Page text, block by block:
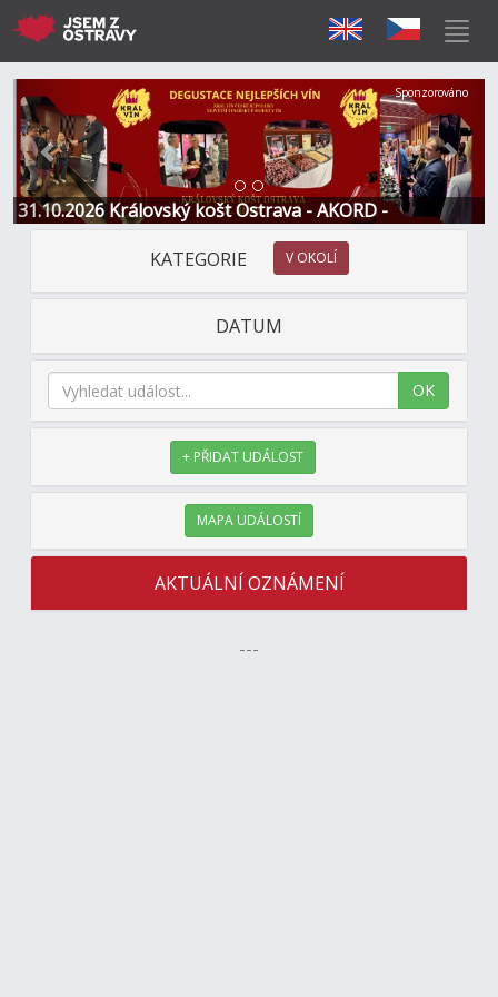
31.10.2026 Královský košt Ostrava - AKORD -
Restaurace a Hotel
Předchozí Další
Sponzorováno
KATEGORIE V OKOLÍ
DATUM
OK
+ PŘIDAT UDÁLOST
MAPA UDÁLOSTÍ
AKTUÁLNÍ OZNÁMENÍ
---